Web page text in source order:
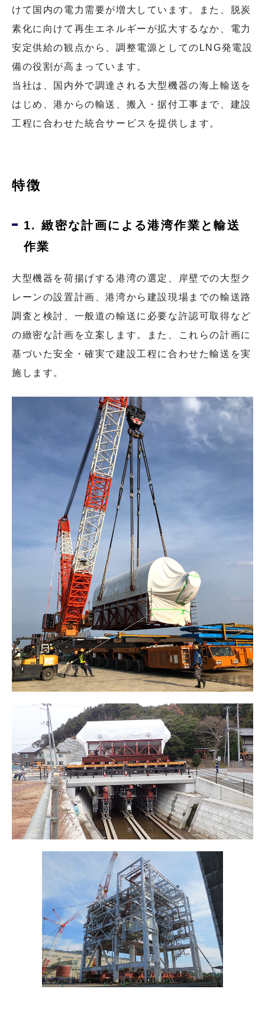
けて国内の電力需要が増大しています。また、脱炭
素化に向けて再生エネルギーが拡大するなか、電力
安定供給の観点から、調整電源としてのLNG発電設
備の役割が高まっています。
当社は、国内外で調達される大型機器の海上輸送を
はじめ、港からの輸送、搬入・据付工事まで、建設
工程に合わせた統合サービスを提供します。
特徴
1. 緻密な計画による港湾作業と輸送
作業
大型機器を荷揚げする港湾の選定、岸壁での大型ク
レーンの設置計画、港湾から建設現場までの輸送路
調査と検討、一般道の輸送に必要な許認可取得など
の緻密な計画を立案します。また、これらの計画に
基づいた安全・確実で建設工程に合わせた輸送を実
施します。